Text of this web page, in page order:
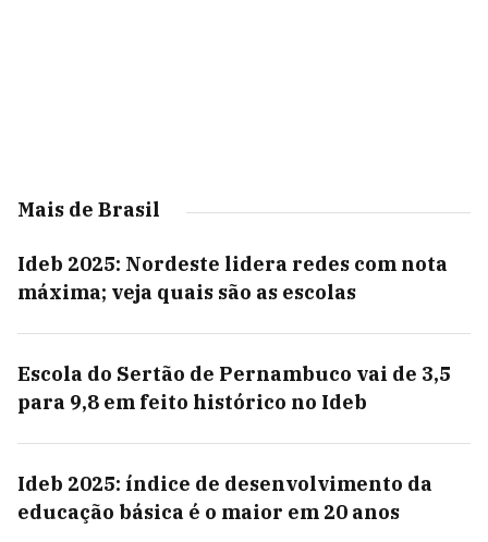
Mais de Brasil
Ideb 2025: Nordeste lidera redes com nota
máxima; veja quais são as escolas
Escola do Sertão de Pernambuco vai de 3,5
para 9,8 em feito histórico no Ideb
Ideb 2025: índice de desenvolvimento da
educação básica é o maior em 20 anos